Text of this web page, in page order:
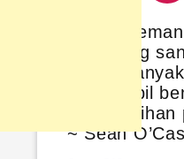
Dunia
panggung
dan
kita tampil
tanpa
~ Sean